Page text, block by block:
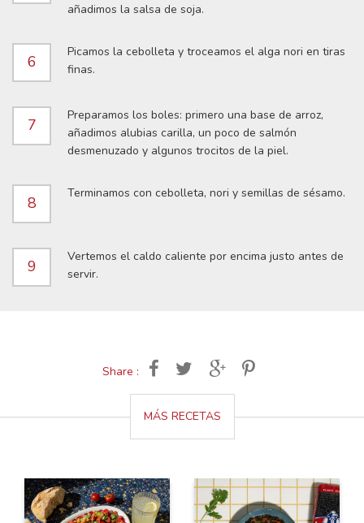
añadimos la salsa de soja.
6
Picamos la cebolleta y troceamos el alga nori en tiras
finas.
7
Preparamos los boles: primero una base de arroz,
añadimos alubias carilla, un poco de salmón
desmenuzado y algunos trocitos de la piel.
8
Terminamos con cebolleta, nori y semillas de sésamo.
9
Vertemos el caldo caliente por encima justo antes de
servir.
Share :
MÁS RECETAS